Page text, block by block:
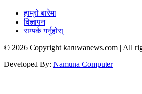
हाम्रो बारेमा
विज्ञापन
सम्पर्क गर्नुहोस्
© 2026 Copyright karuwanews.com | All
Developed By: Namuna Computer